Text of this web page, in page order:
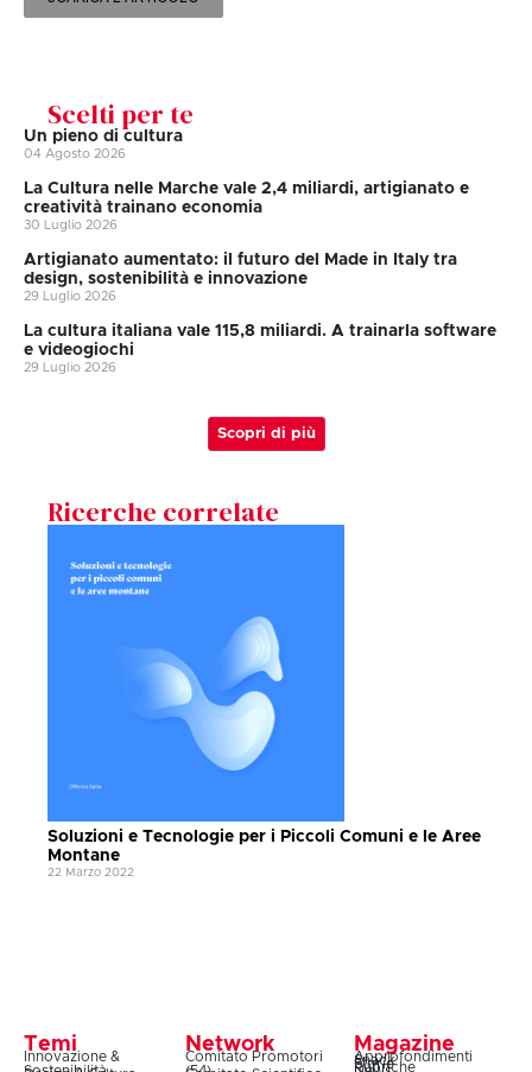
Scelti per te
Un pieno di cultura
04 Agosto 2026
La Cultura nelle Marche vale 2,4 miliardi, artigianato e
creatività trainano economia
30 Luglio 2026
Artigianato aumentato: il futuro del Made in Italy tra
design, sostenibilità e innovazione
29 Luglio 2026
La cultura italiana vale 115,8 miliardi. A trainarla software
e videogiochi
29 Luglio 2026
Scopri di più
Ricerche correlate
Soluzioni e Tecnologie per i Piccoli Comuni e le Aree
Montane
22 Marzo 2022
Temi
Innovazione &
Network
Comitato Promotori
Magazine
Approfondimenti
Snack
Storie
Rubriche